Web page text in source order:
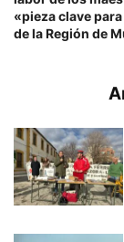
«pieza clave
de la Región de